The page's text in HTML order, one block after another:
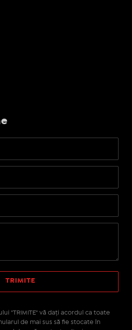
"TRIMITE" vă daţi acordul ca toate
de mai sus să fie stocate în